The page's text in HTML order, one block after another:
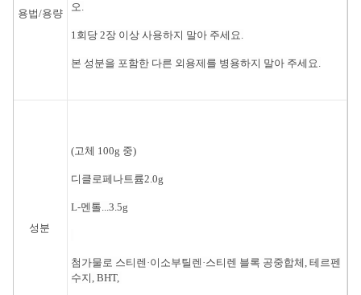
용법/용량
오.
1회당 2장 이상 사용하지 말아 주세요.
본 성분을 포함한 다른 외용제를 병용하지 말아 주세요.
성분
(고체 100g 중)
디클로페나트륨2.0g
L-멘톨...3.5g
첨가물로 스티렌·이소부틸렌·스티렌 블록 공중합체, 테르펜
수지, BHT,